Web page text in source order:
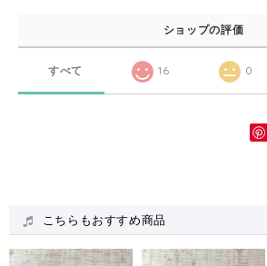
ショップの評価
すべて 16 0
こちらもおすすめ商品